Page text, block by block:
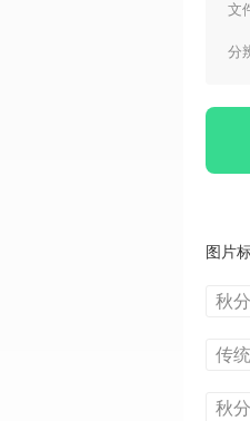
文
分
图片
秋分
传
秋